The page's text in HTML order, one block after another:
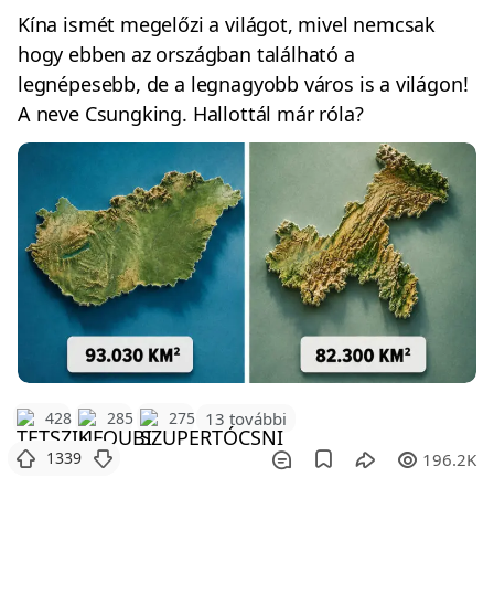
Kína ismét megelőzi a világot, mivel nemcsak
hogy ebben az országban található a
legnépesebb, de a legnagyobb város is a világon!
A neve Csungking. Hallottál már róla?
428 285 275 13 további
1339 196.2K